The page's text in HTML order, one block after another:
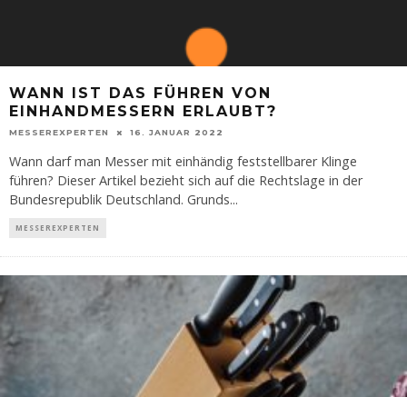
WANN IST DAS FÜHREN VON
EINHANDMESSERN ERLAUBT?
MESSEREXPERTEN 16. JANUAR 2022
Wann darf man Messer mit einhändig feststellbarer Klinge
führen? Dieser Artikel bezieht sich auf die Rechtslage in der
Bundesrepublik Deutschland. Grunds...
MESSEREXPERTEN